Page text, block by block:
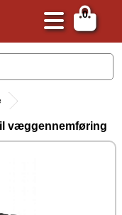
0
væggennemføring